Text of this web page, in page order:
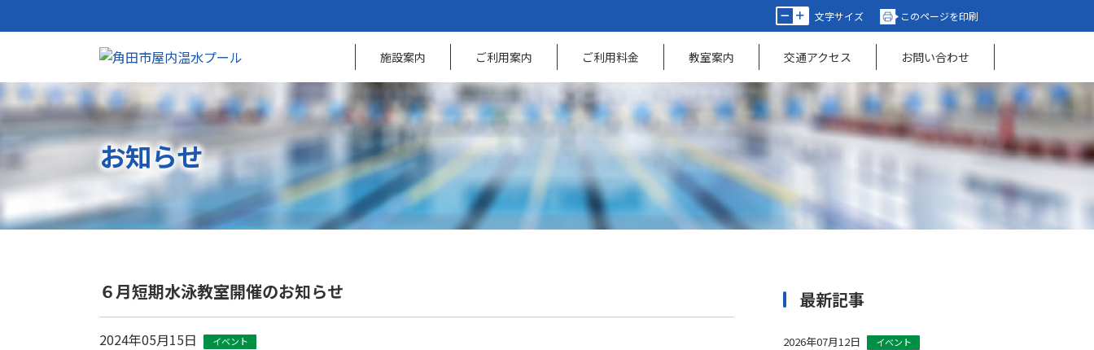
文字サイズ このページを印刷
施設案内 ご利用案内 ご利用料金 教室案内 交通アクセス お問い合わせ
お知らせ
６月短期水泳教室開催のお知らせ
2024年05月15日 イベント
最新記事
2026年07月12日 イベント